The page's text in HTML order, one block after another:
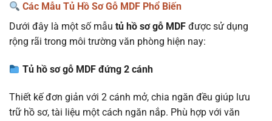
Các Mẫu Tủ Hồ Sơ Gỗ MDF Phổ Biến
Dưới đây là một số mẫu tủ hồ sơ gỗ MDF được sử dụng
rộng rãi trong môi trường văn phòng hiện nay:
Tủ hồ sơ gỗ MDF đứng 2 cánh
Thiết kế đơn giản với 2 cánh mở, chia ngăn đều giúp lưu
trữ hồ sơ, tài liệu một cách ngăn nắp. Phù hợp với văn